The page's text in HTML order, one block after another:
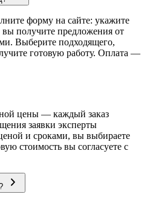
форму на сайте: укажите
вы получите предложения от
Выберите подходящего,
готовую работу. Оплата —
цены — каждый заказ
заявки эксперты
и сроками, вы выбираете
стоимость вы согласуете с